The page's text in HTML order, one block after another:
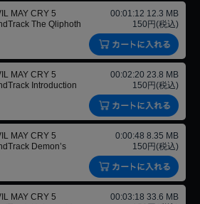
MAY CRY 5
The Qliphoth
00:01:12 12.3 MB
150円(税込)
MAY CRY 5
Introduction
00:02:20 23.8 MB
150円(税込)
MAY CRY 5
Demon’s
0:00:48 8.35 MB
150円(税込)
MAY CRY 5
00:03:18 33.6 MB